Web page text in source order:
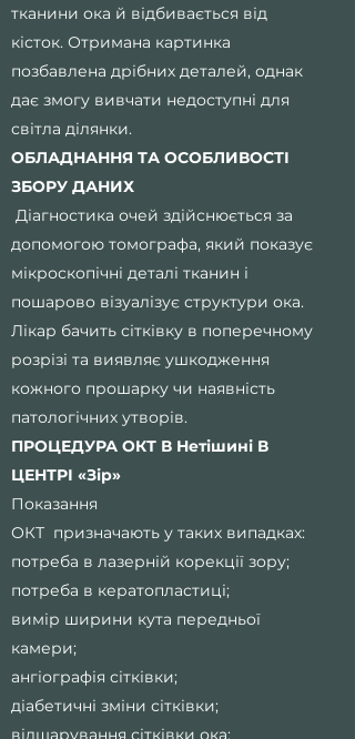
тканини ока й відбивається від
кісток. Отримана картинка
позбавлена дрібних деталей, однак
дає змогу вивчати недоступні для
світла ділянки.
ОБЛАДНАННЯ ТА ОСОБЛИВОСТІ
ЗБОРУ ДАНИХ
Діагностика очей здійснюється за
допомогою томографа, який показує
мікроскопічні деталі тканин і
пошарово візуалізує структури ока.
Лікар бачить сітківку в поперечному
розрізі та виявляє ушкодження
кожного прошарку чи наявність
патологічних утворів.
ПРОЦЕДУРА ОКТ В Нетішині В
ЦЕНТРІ «Зір»
Показання
ОКТ призначають у таких випадках:
потреба в лазерній корекції зору;
потреба в кератопластиці;
вимір ширини кута передньої
камери;
ангіографія сітківки;
діабетичні зміни сітківки;
відшарування сітківки ока;